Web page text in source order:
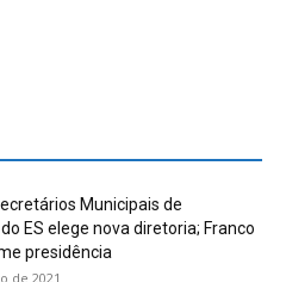
Municipais de
ES elege nova diretoria; Franco
presidência
de 2021